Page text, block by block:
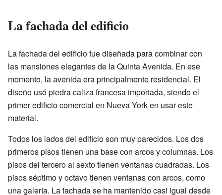
La fachada del edificio
La fachada del edificio fue diseñada para combinar con
las mansiones elegantes de la Quinta Avenida. En ese
momento, la avenida era principalmente residencial. El
diseño usó piedra caliza francesa importada, siendo el
primer edificio comercial en Nueva York en usar este
material.
Todos los lados del edificio son muy parecidos. Los dos
primeros pisos tienen una base con arcos y columnas. Los
pisos del tercero al sexto tienen ventanas cuadradas. Los
pisos séptimo y octavo tienen ventanas con arcos, como
una galería. La fachada se ha mantenido casi igual desde